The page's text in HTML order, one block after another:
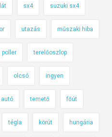
sx4 suzuki sx4
utazás műszaki hiba
poller terelőoszlop
olcsó ingyen
autó temető főút
tégla körút hungária